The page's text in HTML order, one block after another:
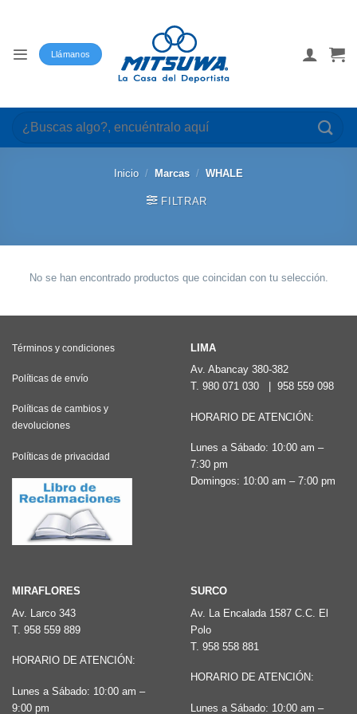
Llámanos
Buscar
por:
Inicio / Marcas / WHALE
FILTRAR
No se han encontrado productos que coincidan con tu selección.
Términos y condiciones
Políticas de envío
Políticas de cambios y
devoluciones
Políticas de privacidad
LIMA
Av. Abancay 380-382
T. 980 071 030 958 559 098
HORARIO DE ATENCIÓN:
Lunes a Sábado: 10:00 am –
7:30 pm
Domingos: 10:00 am – 7:00 pm
MIRAFLORES
Av. Larco 343
T. 958 559 889
HORARIO DE ATENCIÓN:
Lunes a Sábado: 10:00 am –
9:00 pm
SURCO
Av. La Encalada 1587 C.C. El
Polo
T. 958 558 881
HORARIO DE ATENCIÓN:
Lunes a Sábado: 10:00 am –